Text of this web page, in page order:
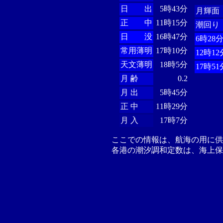
日 出
5時43分
正 中 11時15分
日 没 16時47分
常用薄明 17時10分
天文薄明
18時5分
月 齢
0.2
月 出
5時45分
正 中
11時29分
月 入
17時7分
月輝面
潮回り
6時28分
12時12
17時51
ここでの情報は、航海の用に
各港の潮汐調和定数は、海上